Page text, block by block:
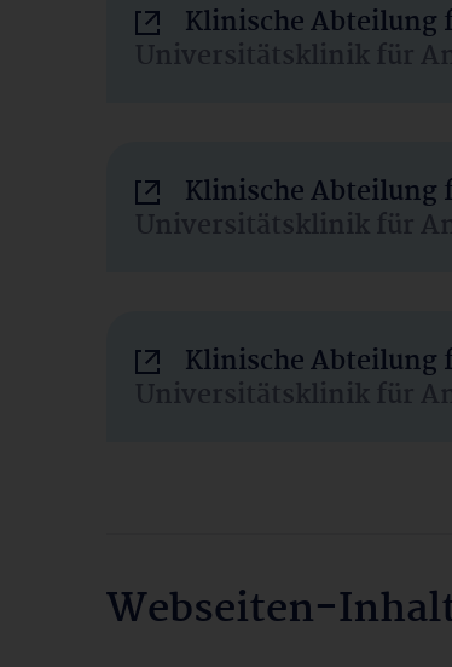
Klinische Abteilung
Universitätsklinik für
Klinische Abteilung
Universitätsklinik für
Klinische Abteilung
Universitätsklinik für
Webseiten-